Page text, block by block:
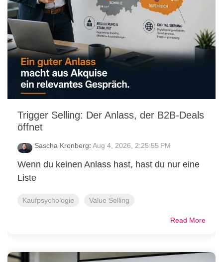
Trigger Selling: Der Anlass, der B2B-Deals
öffnet
Sascha Kronberg: Aug 4, 2026, 2:25:55 PM
Wenn du keinen Anlass hast, hast du nur eine
Liste
Kaufpsychologie Value Selling
Read More